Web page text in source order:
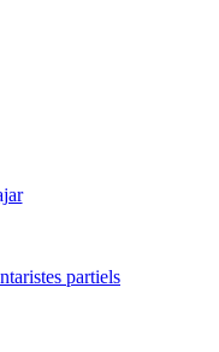
partiels